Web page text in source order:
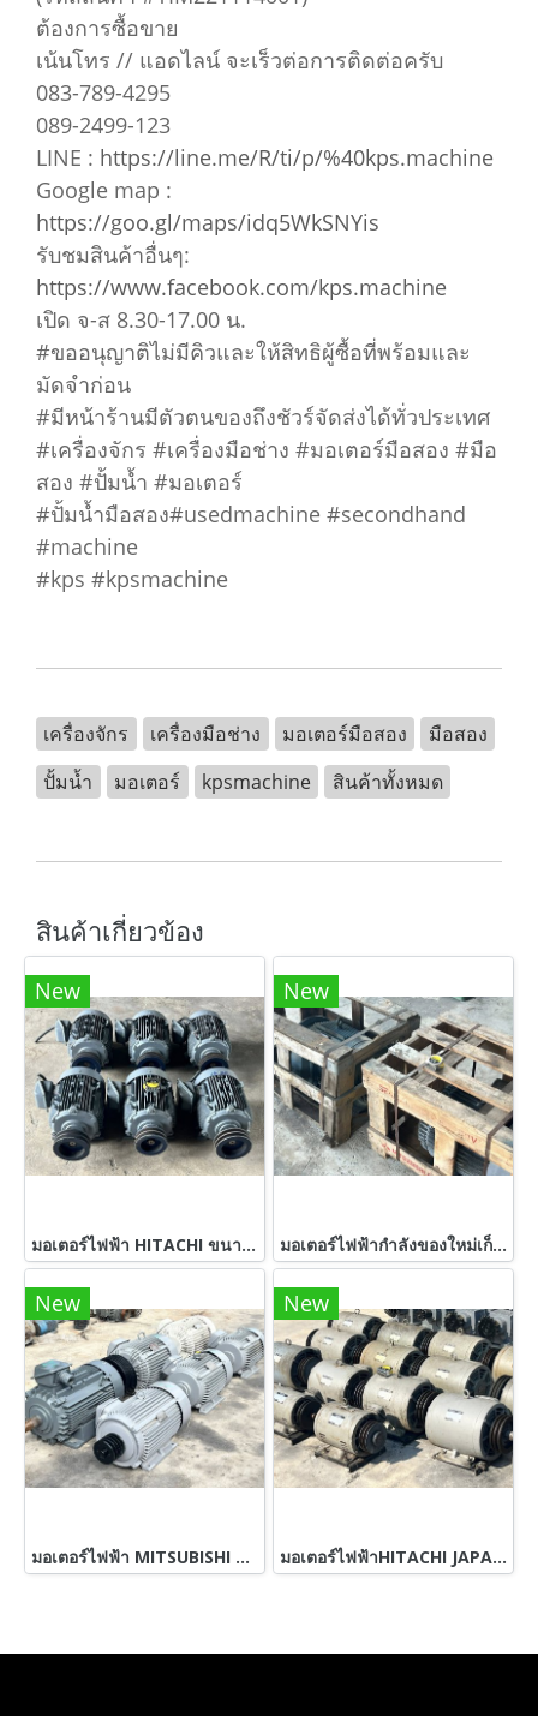
ต้องการซื้อขาย
เน้นโทร // แอดไลน์ จะเร็วต่อการติดต่อครับ
083-789-4295
089-2499-123
LINE : https://line.me/R/ti/p/%40kps.machine
Google map :
https://goo.gl/maps/idq5WkSNYis
รับชมสินค้าอื่นๆ:
https://www.facebook.com/kps.machine
เปิด จ-ส 8.30-17.00 น.
#ขออนุญาติไม่มีคิวและให้สิทธิผู้ซื้อที่พร้อมและ
มัดจำก่อน
#มีหน้าร้านมีตัวตนของถึงชัวร์จัดส่งได้ทั่วประเทศ
#เครื่องจักร #เครื่องมือช่าง #มอเตอร์มือสอง #มือ
สอง #ปั้มน้ำ #มอเตอร์
#ปั้มน้ำมือสอง#usedmachine #secondhand
#machine
#kps #kpsmachine
เครื่องจักร เครื่องมือช่าง มอเตอร์มือสอง
มือสอง
ปั้มน้ำ
มอเตอร์ kpsmachine สินค้าทั้งหมด
สินค้าเกี่ยวข้อง
New
มอเตอร์ไฟฟ้า HITACHI ขนาด 5 HP 4 POLE 1410 RPM 380V เข้ามา 6 ตัว สภาพนางฟ้า
New
มอเตอร์ไฟฟ้ากำลังของใหม่เก็บสแป ABB & MITSUBISHI 380Vของใหม่เก็บสแปยังไม่ได้ใช้งาน เข้ามา 2 ตัว
New
มอเตอร์ไฟฟ้า MITSUBISHI & HITACHI 380V เข้ามา 6 ตัว
New
มอเตอร์ไฟฟ้าHITACHI JAPANขนาด 5~7.5~10 HP 380V เข้ามาหลายตัวงานตัดประมูลสภาพสด